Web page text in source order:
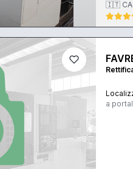
🇮🇹
a